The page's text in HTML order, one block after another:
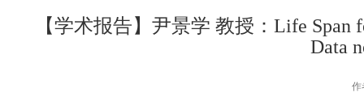
【学术报告】尹景学 教授：Life Span
Data
作